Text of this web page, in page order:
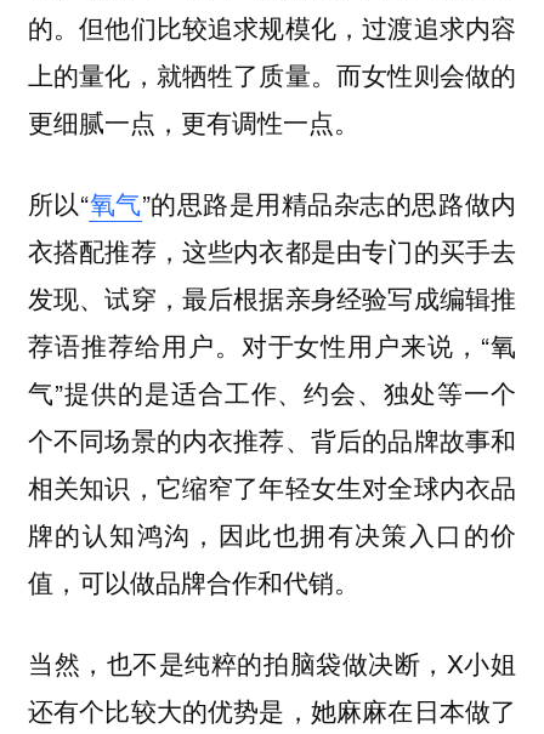
的。但他们比较追求规模化，过渡追求内容
上的量化，就牺牲了质量。而女性则会做的
更细腻一点，更有调性一点。
所以“氧气”的思路是用精品杂志的思路做内
衣搭配推荐，这些内衣都是由专门的买手去
发现、试穿，最后根据亲身经验写成编辑推
荐语推荐给用户。对于女性用户来说，“氧
气”提供的是适合工作、约会、独处等一个
个不同场景的内衣推荐、背后的品牌故事和
相关知识，它缩窄了年轻女生对全球内衣品
牌的认知鸿沟，因此也拥有决策入口的价
值，可以做品牌合作和代销。
当然，也不是纯粹的拍脑袋做决断，X小姐
还有个比较大的优势是，她麻麻在日本做了